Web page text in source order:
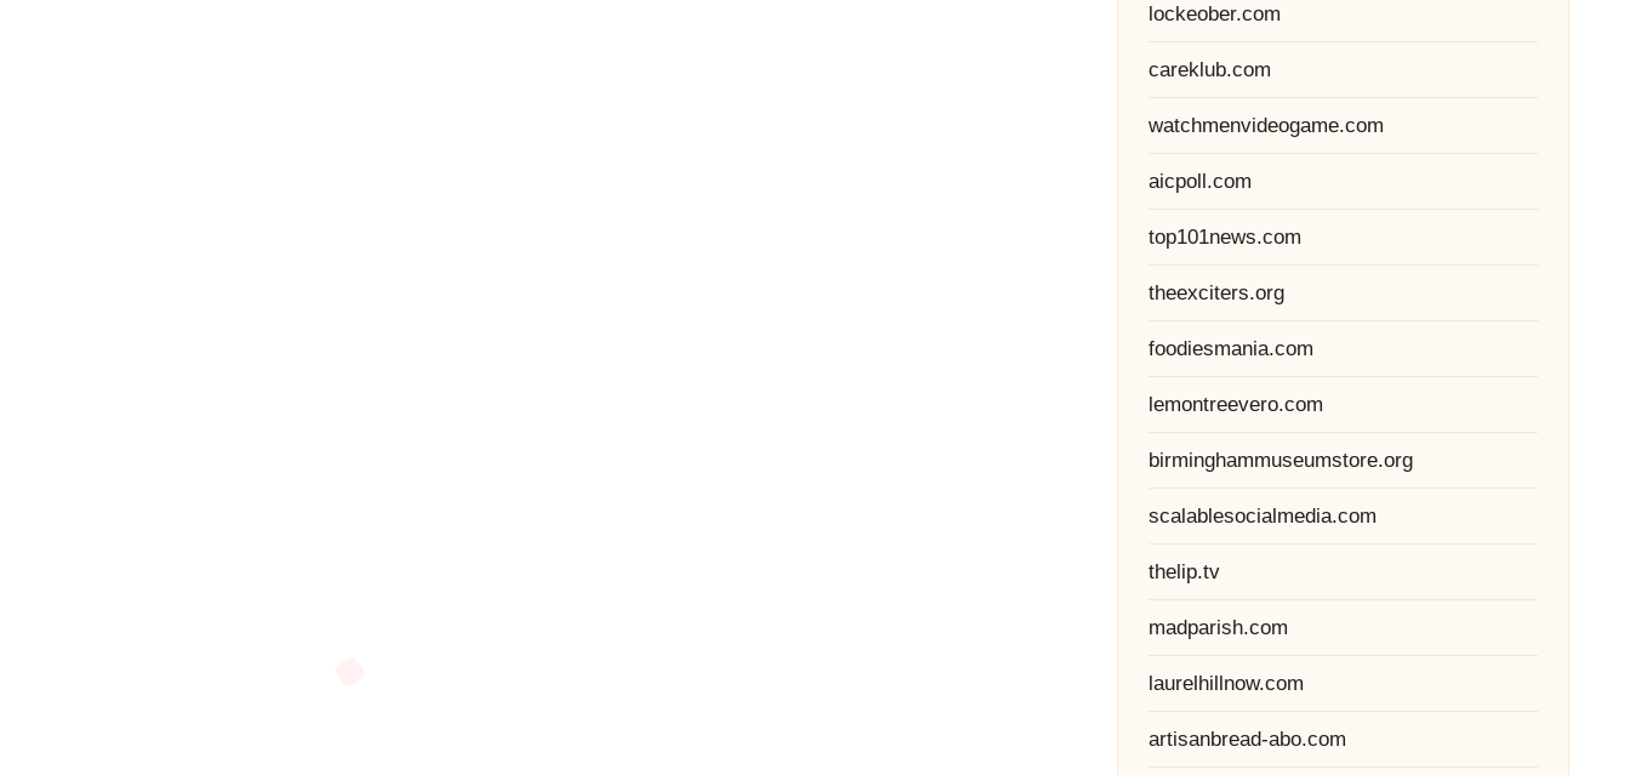
lockeober.com
careklub.com
watchmenvideogame.com
aicpoll.com
top101news.com
theexciters.org
foodiesmania.com
lemontreevero.com
birminghammuseumstore.org
scalablesocialmedia.com
thelip.tv
madparish.com
laurelhillnow.com
artisanbread-abo.com